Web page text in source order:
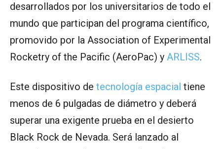
desarrollados por los universitarios de todo el
mundo que participan del programa científico,
promovido por la Association of Experimental
Rocketry of the Pacific (AeroPac) y ARLISS.
Este dispositivo de tecnología espacial tiene
menos de 6 pulgadas de diámetro y deberá
superar una exigente prueba en el desierto
Black Rock de Nevada. Será lanzado al